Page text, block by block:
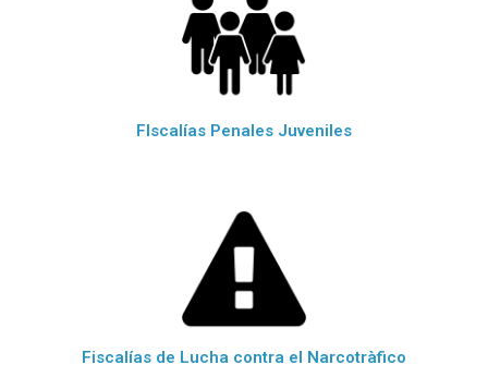
FIscalías Penales Juveniles
Fiscalías de Lucha contra el Narcotràfico